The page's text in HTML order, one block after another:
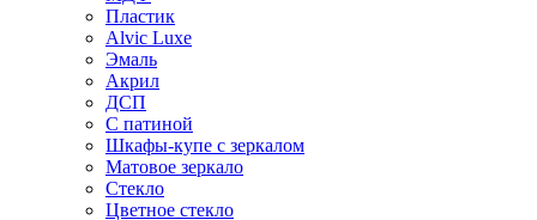
Пластик
Alvic Luxe
Эмаль
Акрил
ДСП
С патиной
Шкафы-купе с зеркалом
Матовое зеркало
Стекло
Цветное стекло